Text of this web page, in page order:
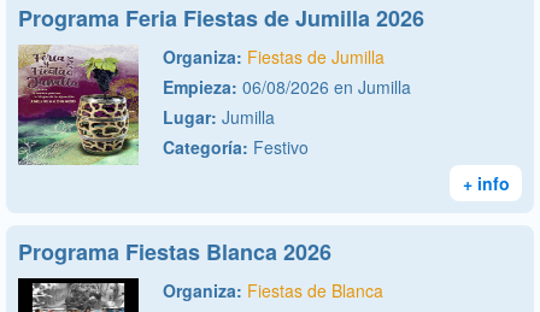
Programa Feria Fiestas de Jumilla 2026
Organiza: Fiestas de Jumilla
Empieza: 06/08/2026 en Jumilla
Lugar: Jumilla
Categoría: Festivo
+ info
Programa Fiestas Blanca 2026
Organiza: Fiestas de Blanca